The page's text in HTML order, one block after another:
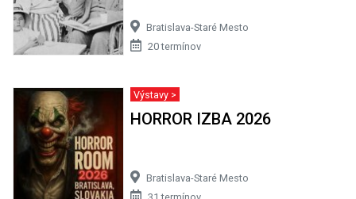
Bratislava-Staré Mesto
20 termínov
Výstavy >
HORROR IZBA 2026
Bratislava-Staré Mesto